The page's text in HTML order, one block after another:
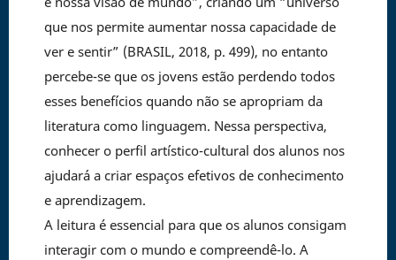
que nos permite aumentar nossa capacidade de
ver e sentir” (BRASIL, 2018, p. 499), no entanto
percebe-se que os jovens estão perdendo todos
esses benefícios quando não se apropriam da
literatura como linguagem. Nessa perspectiva,
conhecer o perfil artístico-cultural dos alunos nos
ajudará a criar espaços efetivos de conhecimento
e aprendizagem.
A leitura é essencial para que os alunos consigam
interagir com o mundo e compreendê-lo. A